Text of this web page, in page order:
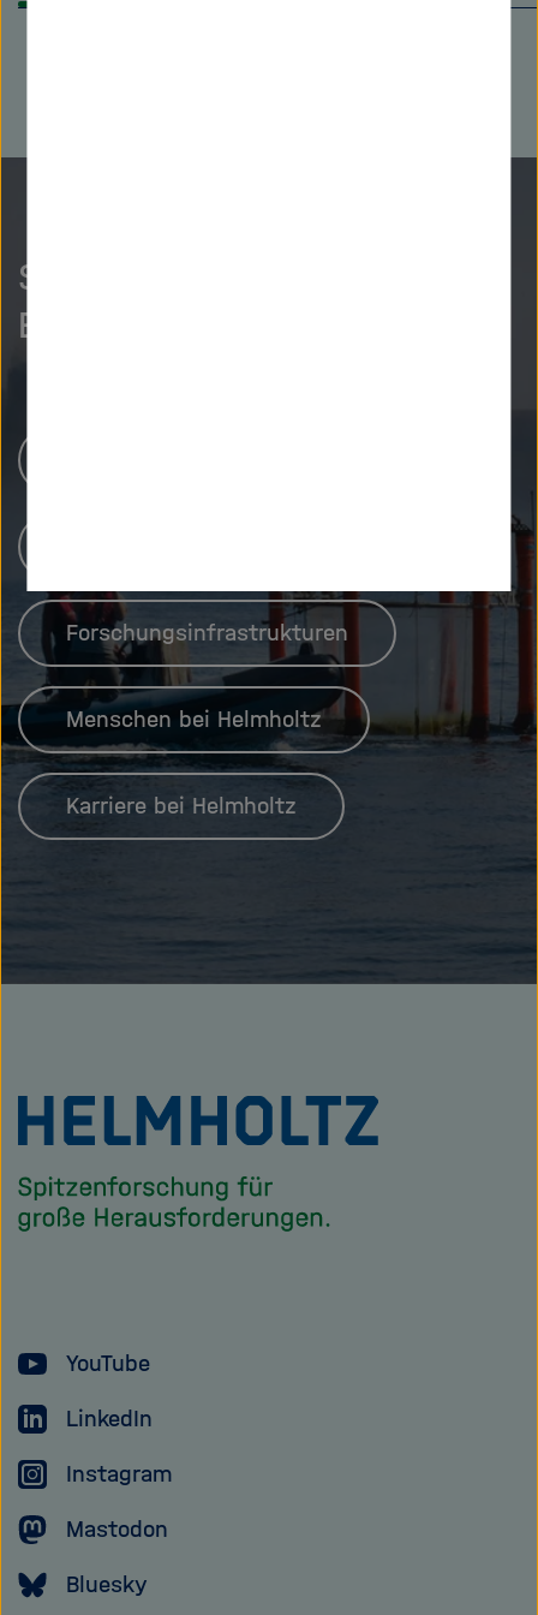
So neugierig wie wir?
Entdecken Sie mehr.
Forschungsinfrastrukturen
Menschen bei Helmholtz
Karriere bei Helmholtz
Zu
Startseite
YouTube
LinkedIn
Instagram
Mastodon
Bluesky